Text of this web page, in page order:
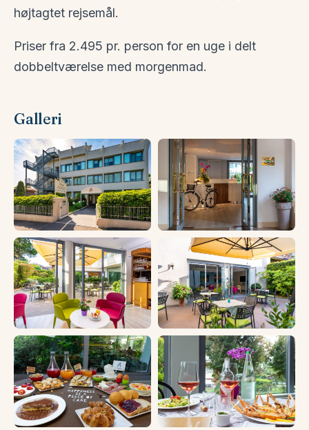
højtagtet rejsemål.
Priser fra 2.495 pr. person for en uge i delt
dobbeltværelse med morgenmad.
Galleri